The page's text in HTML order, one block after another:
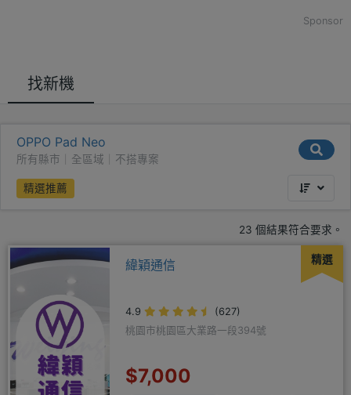
Sponsor
找新機
OPPO Pad Neo
所有縣市｜全區域｜不搭專案
精選推薦
23 個結果符合要求。
精選
緯穎通信
4.9
(627)
桃園市桃園區大業路一段394號
$7,000